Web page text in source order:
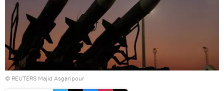
© REUTERS Majid Asgaripour